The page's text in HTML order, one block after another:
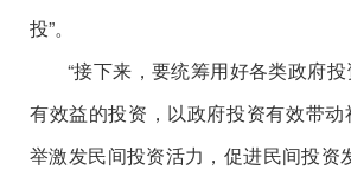
投”。
“接下来，要统筹用好各类政府
有效益的投资，以政府投资有效带
举激发民间投资活力，促进民间投资